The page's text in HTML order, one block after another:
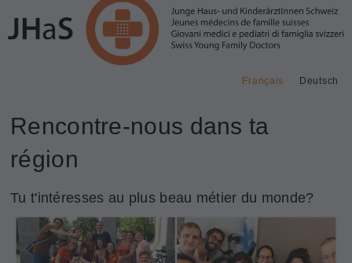
Deutsch
Français
Rencontre-nous dans ta
région
Tu t'intéresses au plus beau métier du monde?